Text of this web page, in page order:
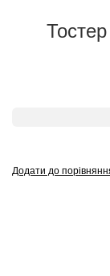
Додати до